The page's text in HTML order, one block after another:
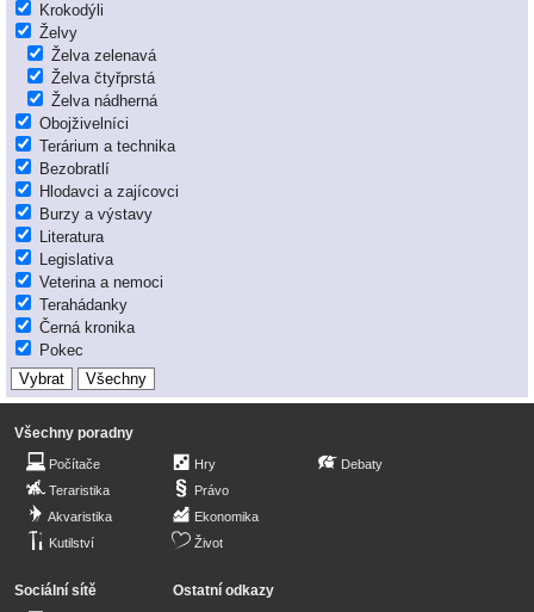
Krokodýli
Želvy
Želva zelenavá
Želva čtyřprstá
Želva nádherná
Obojživelníci
Terárium a technika
Bezobratlí
Hlodavci a zajícovci
Burzy a výstavy
Literatura
Legislativa
Veterina a nemoci
Terahádanky
Černá kronika
Pokec
Všechny poradny
Počítače
Teraristika
Akvaristika
Kutilství
Hry
Právo
Ekonomika
Život
Debaty
Sociální sítě Ostatní odkazy